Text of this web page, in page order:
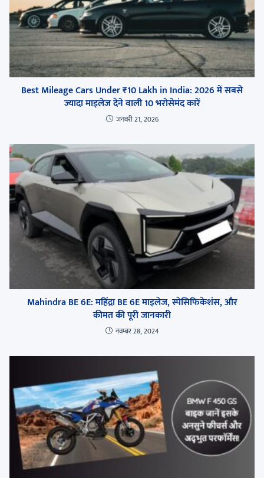
Best Mileage Cars Under ₹10 Lakh in India: 2026 में सबसे
ज्यादा माइलेज देने वाली 10 भरोसेमंद कारें
जनवरी 21, 2026
Mahindra BE 6E: महिंद्रा BE 6E माइलेज, स्पेसिफिकेशंस, और
कीमत की पूरी जानकारी
नवम्बर 28, 2024